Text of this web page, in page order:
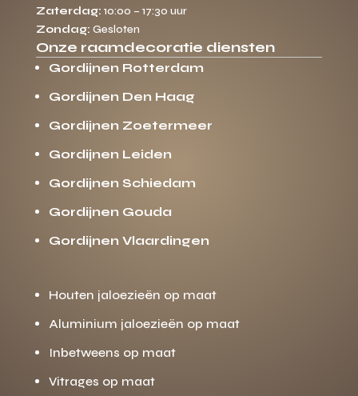
Zaterdag: 10:00 – 17:30 uur
Zondag: Gesloten
Onze raamdecoratie diensten
Gordijnen Rotterdam
Gordijnen Den Haag
Gordijnen Zoetermeer
Gordijnen Leiden
Gordijnen Schiedam
Gordijnen Gouda
Gordijnen Vlaardingen
Houten jaloezieën op maat
Aluminium jaloezieën op maat
Inbetweens op maat
Vitrages op maat